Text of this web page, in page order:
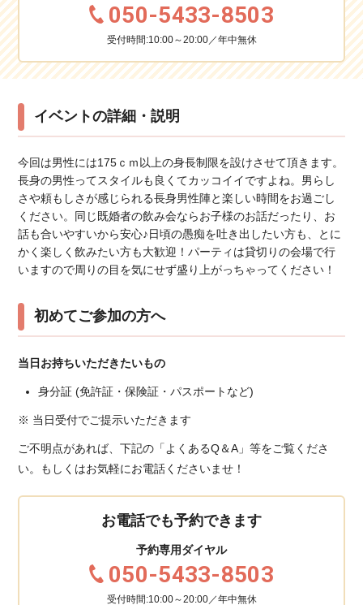
050-5433-8503
受付時間:10:00～20:00／年中無休
イベントの詳細・説明
今回は男性には175ｃｍ以上の身長制限を設けさせて頂きます。
長身の男性ってスタイルも良くてカッコイイですよね。男らし
さや頼もしさが感じられる長身男性陣と楽しい時間をお過ごし
ください。同じ既婚者の飲み会ならお子様のお話だったり、お
話も合いやすいから安心♪日頃の愚痴を吐き出したい方も、とに
かく楽しく飲みたい方も大歓迎！パーティは貸切りの会場で行
いますので周りの目を気にせず盛り上がっちゃってください！
初めてご参加の方へ
当日お持ちいただきたいもの
身分証 (免許証・保険証・パスポートなど)
※ 当日受付でご提示いただきます
ご不明点があれば、下記の「よくあるQ＆A」等をご覧くださ
い。もしくはお気軽にお電話くださいませ！
お電話でも予約できます
予約専用ダイヤル
050-5433-8503
受付時間:10:00～20:00／年中無休